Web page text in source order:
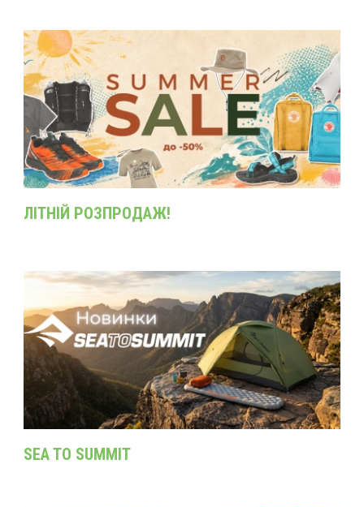
ЛІТНІЙ РОЗПРОДАЖ!
SEA TO SUMMIT